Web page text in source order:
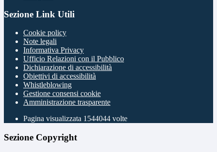
Sezione Link Utili
Cookie policy
Note legali
Informativa Privacy
Ufficio Relazioni con il Pubblico
Dichiarazione di accessibilità
Obiettivi di accessibilità
Whistleblowing
Gestione consensi cookie
Amministrazione trasparente
Pagina visualizzata 1544044 volte
Sezione Copyright